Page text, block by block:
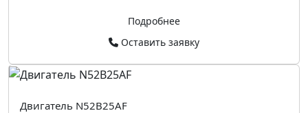
Подробнее
Оставить заявку
Двигатель N52B25AF